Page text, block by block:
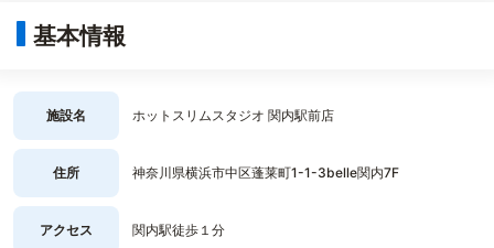
基本情報
施設名 ホットスリムスタジオ 関内駅前店
住所 神奈川県横浜市中区蓬莱町1-1-3belle関内7F
アクセス 関内駅徒歩１分